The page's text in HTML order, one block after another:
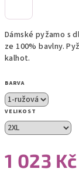
Dámské pyžamo s
ze 100% bavlny.
kalhot.
BARVA
VELIKOST
1 023 Kč